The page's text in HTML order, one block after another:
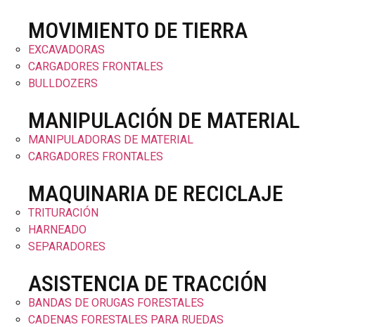
MOVIMIENTO DE TIERRA
EXCAVADORAS
CARGADORES FRONTALES
BULLDOZERS
MANIPULACIÓN DE MATERIAL
MANIPULADORAS DE MATERIAL
CARGADORES FRONTALES
MAQUINARIA DE RECICLAJE
TRITURACIÓN
HARNEADO
SEPARADORES
ASISTENCIA DE TRACCIÓN
BANDAS DE ORUGAS FORESTALES
CADENAS FORESTALES PARA RUEDAS